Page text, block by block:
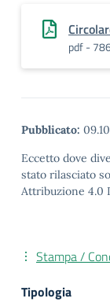
pdf -
Pubblicato:
Eccetto dove
stato rilasciato
Attribuzione 4.0
Stampa /
Tipologia